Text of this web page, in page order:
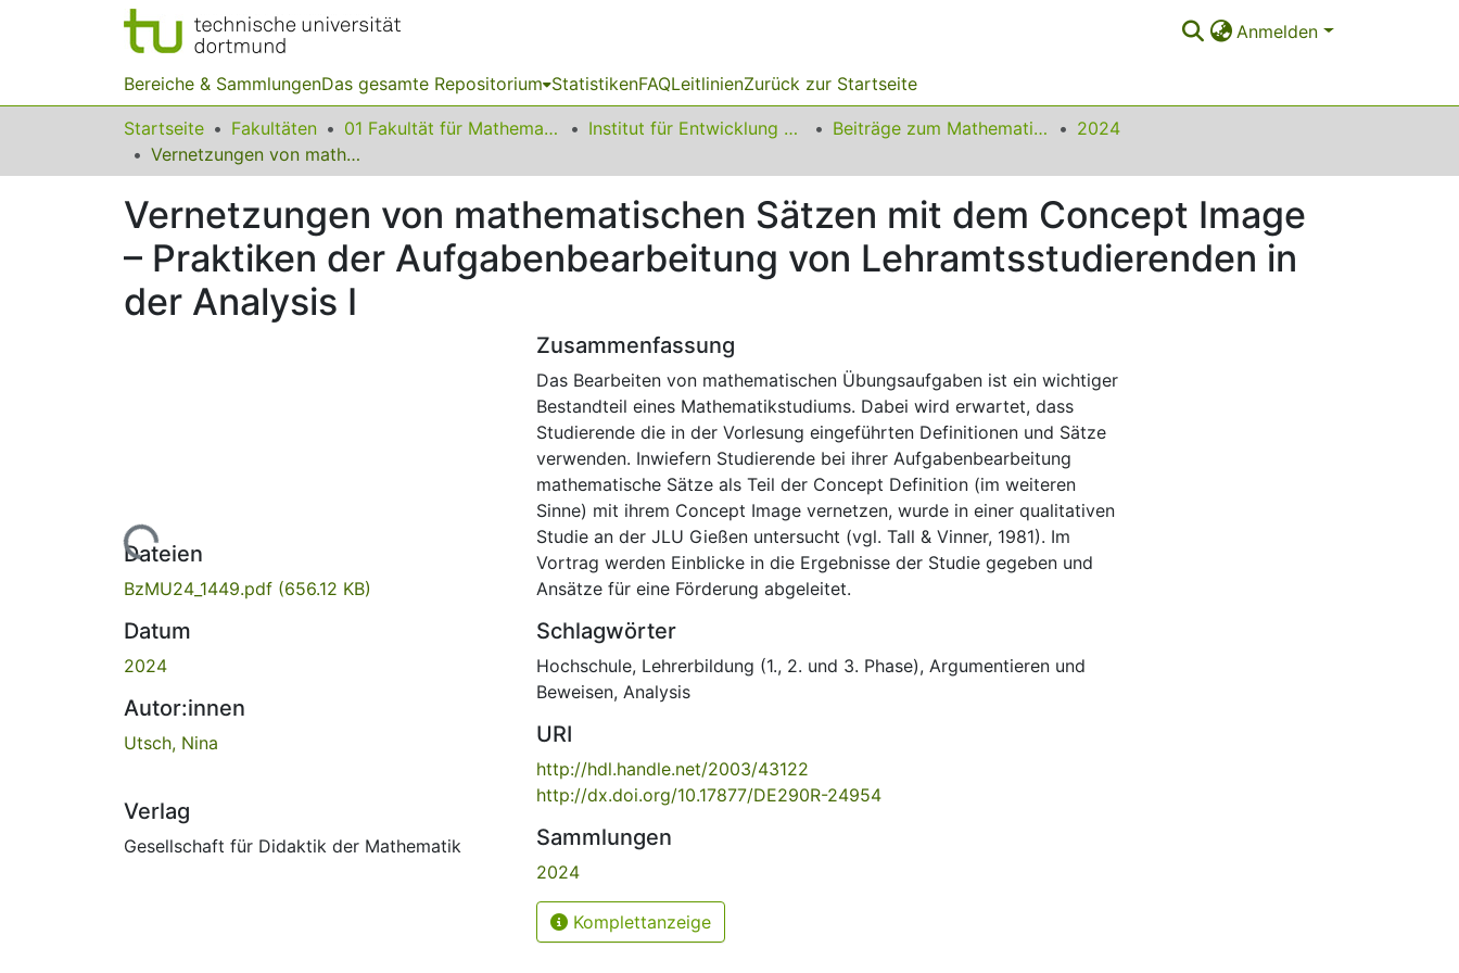
Anmelden
Bereiche & SammlungenDas gesamte Repositorium StatistikenFAQLeitlinienZurück zur Startseite
Startseite Fakultäten 01 Fakultät für Mathematik Institut für Entwicklung und Erforschung des Mathematikunterrichts Beiträge zum Mathematikunterricht
2024
Vernetzungen von mathematischen Sätzen mit dem Concept Image – Praktiken der Aufgabenbearbeitung von Lehramtsstudierenden in der Analysis I
Vernetzungen von mathematischen Sätzen mit dem Concept Image
– Praktiken der Aufgabenbearbeitung von Lehramtsstudierenden in
der Analysis I
Lade...
Dateien
BzMU24_1449.pdf (656.12 KB)
Datum
2024
Autor:innen
Utsch, Nina
Verlag
Gesellschaft für Didaktik der Mathematik
Zusammenfassung
Das Bearbeiten von mathematischen Übungsaufgaben ist ein wichtiger
Bestandteil eines Mathematikstudiums. Dabei wird erwartet, dass
Studierende die in der Vorlesung eingeführten Definitionen und Sätze
verwenden. Inwiefern Studierende bei ihrer Aufgabenbearbeitung
mathematische Sätze als Teil der Concept Definition (im weiteren
Sinne) mit ihrem Concept Image vernetzen, wurde in einer qualitativen
Studie an der JLU Gießen untersucht (vgl. Tall & Vinner, 1981). Im
Vortrag werden Einblicke in die Ergebnisse der Studie gegeben und
Ansätze für eine Förderung abgeleitet.
Schlagwörter
Hochschule, Lehrerbildung (1., 2. und 3. Phase), Argumentieren und
Beweisen, Analysis
URI
http://hdl.handle.net/2003/43122
http://dx.doi.org/10.17877/DE290R-24954
Sammlungen
2024
Komplettanzeige